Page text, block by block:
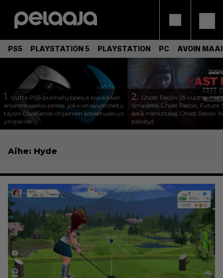
PS5 PLAYSTATION 5 PLAYSTATION PC AVOIN
1. Uutta PS5-pulmahyppelyä kuvaillaan
ensimmäiseksi peliksi, joka on suunniteltu
täysin DualSense-ohjaimen kosketuslevyn
ympärille
2. Ghost Recon 25 vuotta:
ilmaiseksi Ghost Recon: Future
sekä merkittävä Ghost Recon
päivitys
Aihe: Hyde